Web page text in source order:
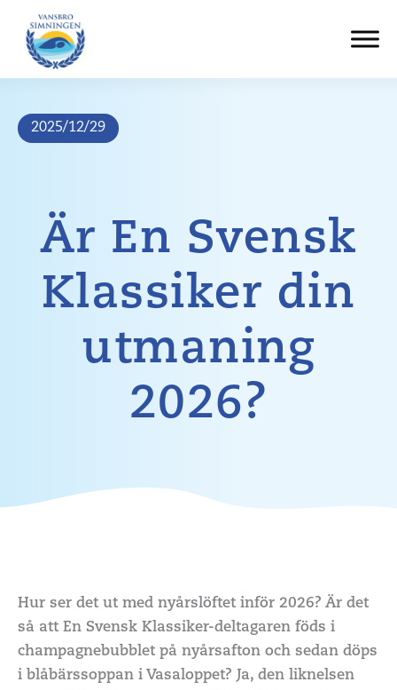
innehåll
2025/12/29
Är En Svensk
Klassiker din
utmaning
2026?
Hur ser det ut med nyårslöftet inför 2026? Är det
så att En Svensk Klassiker-deltagaren föds i
champagnebubblet på nyårsafton och sedan döps
i blåbärssoppan i Vasaloppet? Ja, den liknelsen